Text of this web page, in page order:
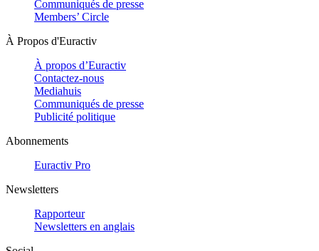
Communiqués de presse
Members’ Circle
À Propos d'Euractiv
À propos d’Euractiv
Contactez-nous
Mediahuis
Communiqués de presse
Publicité politique
Abonnements
Euractiv Pro
Newsletters
Rapporteur
Newsletters en anglais